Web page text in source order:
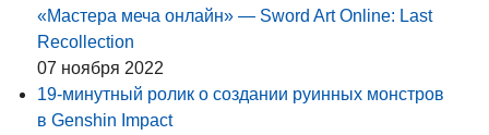
«Мастера меча онлайн» — Sword Art Online: Last
Recollection
07 ноября 2022
19-минутный ролик о создании руинных монстров
в Genshin Impact